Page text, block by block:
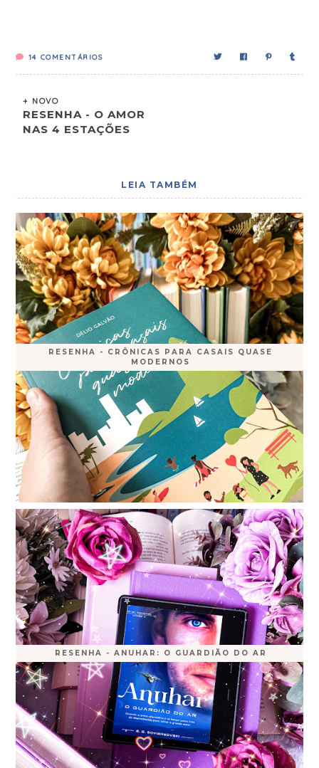
14 COMENTÁRIOS
+ NOVO
RESENHA - O AMOR
NAS 4 ESTAÇÕES
LEIA TAMBÉM
RESENHA - CRÔNICAS PARA CASAIS QUASE
MODERNOS
RESENHA - ANUHAR: O GUARDIÃO DO AR